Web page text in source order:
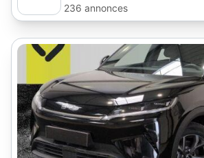
236 annonces